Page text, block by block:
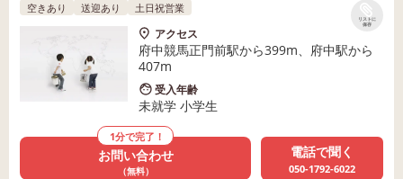
リストに
保存
空きあり 送迎あり 土日祝営業
アクセス
府中競馬正門前駅から399m、府中駅から
407m
受入年齢
未就学 小学生
1分で完了！
お問い合わせ
（無料）
電話で聞く
050-1792-6022